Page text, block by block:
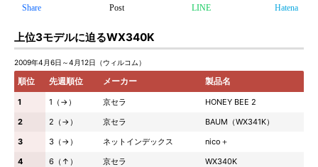
Share Post LINE Hatena
上位3モデルに迫るWX340K
2009年4月6日～4月12日（ウィルコム）
順位 先週順位 メーカー 製品名
1 1（→） 京セラ
HONEY BEE 2
2
2（→） 京セラ
BAUM（WX341K）
3
3（→） ネットインデックス
nico＋
4
6（↑） 京セラ
WX340K